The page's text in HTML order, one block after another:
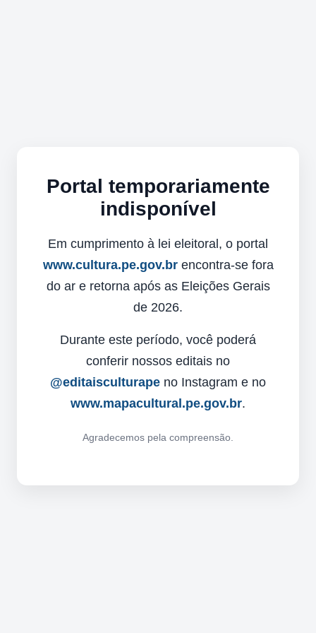
Portal temporariamente
indisponível
Em cumprimento à lei eleitoral, o portal
www.cultura.pe.gov.brencontra-se fora
do ar e retorna após as Eleições Gerais
de 2026.
Durante este período, você poderá
conferir nossos editais no
@editaisculturape no Instagram e no
www.mapacultural.pe.gov.br.
Agradecemos pela compreensão.